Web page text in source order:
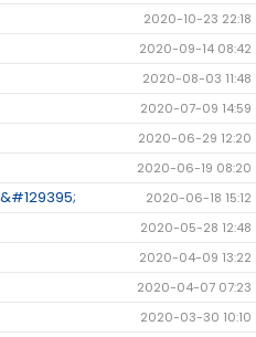
2020-10-23 22:18
2020-09-14 08:42
2020-08-03 11:48
2020-07-09 14:59
2020-06-29 12:20
2020-06-19 08:20
2020-06-18 15:12
2020-05-28 12:48
2020-04-09 13:22
2020-04-07 07:23
2020-03-30 10:10